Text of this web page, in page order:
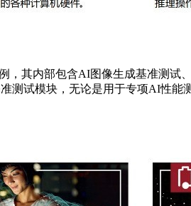
，其内部包含AI图像生成基准测
测试模块，无论是用于专项AI性